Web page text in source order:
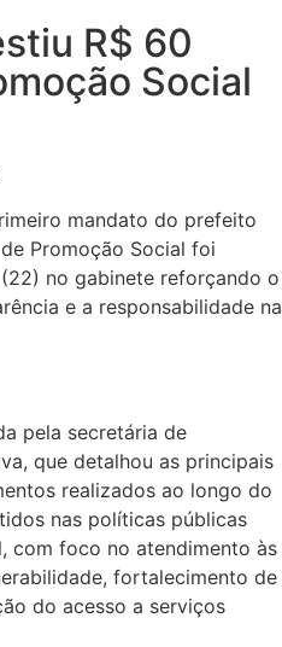
R$ 60
Social
mandato do prefeito
Promoção Social foi
no gabinete reforçando o
e a responsabilidade na
pela secretária de
que detalhou as principais
realizados ao longo do
nas políticas públicas
com foco no atendimento às
fortalecimento de
do acesso a serviços